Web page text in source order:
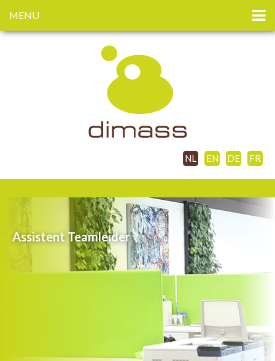
MENU
NL EN DE FR
Assistent Teamleider